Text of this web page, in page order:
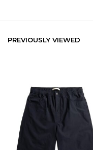
PREVIOUSLY VIEWED